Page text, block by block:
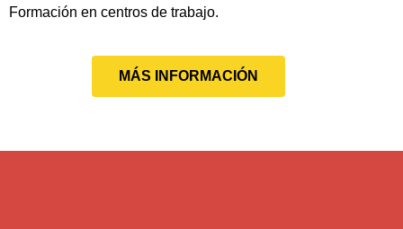
Formación en centros de trabajo.
MÁS INFORMACIÓN